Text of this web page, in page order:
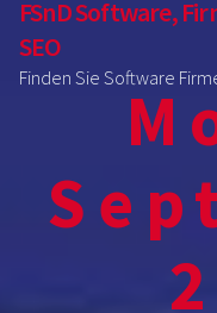
FSnD Software,
SEO
Finden Sie Software